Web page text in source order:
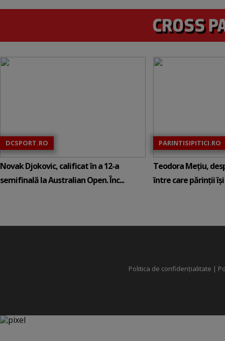
DCSPORT.RO
Novak Djokovic, calificat în a 12-a
semifinală la Australian Open. Înc...
PARINTISIPITICI.RO
Teodora Mețiu,
între care părinții își
Politica de confidențialitate |